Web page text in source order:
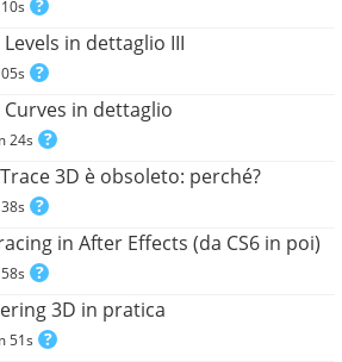
in dettaglio III
Curves in dettaglio
24s
3D è obsoleto: perché?
in After Effects (da CS6 in poi)
3D in pratica
51s